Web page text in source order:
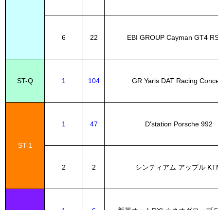
6 22 EBI GROUP Cayman GT4
ST-Q 1 104 GR Yaris DAT Racing
ST-1
1 47 D'station Porsche 992
2 2 シンティアム アップル